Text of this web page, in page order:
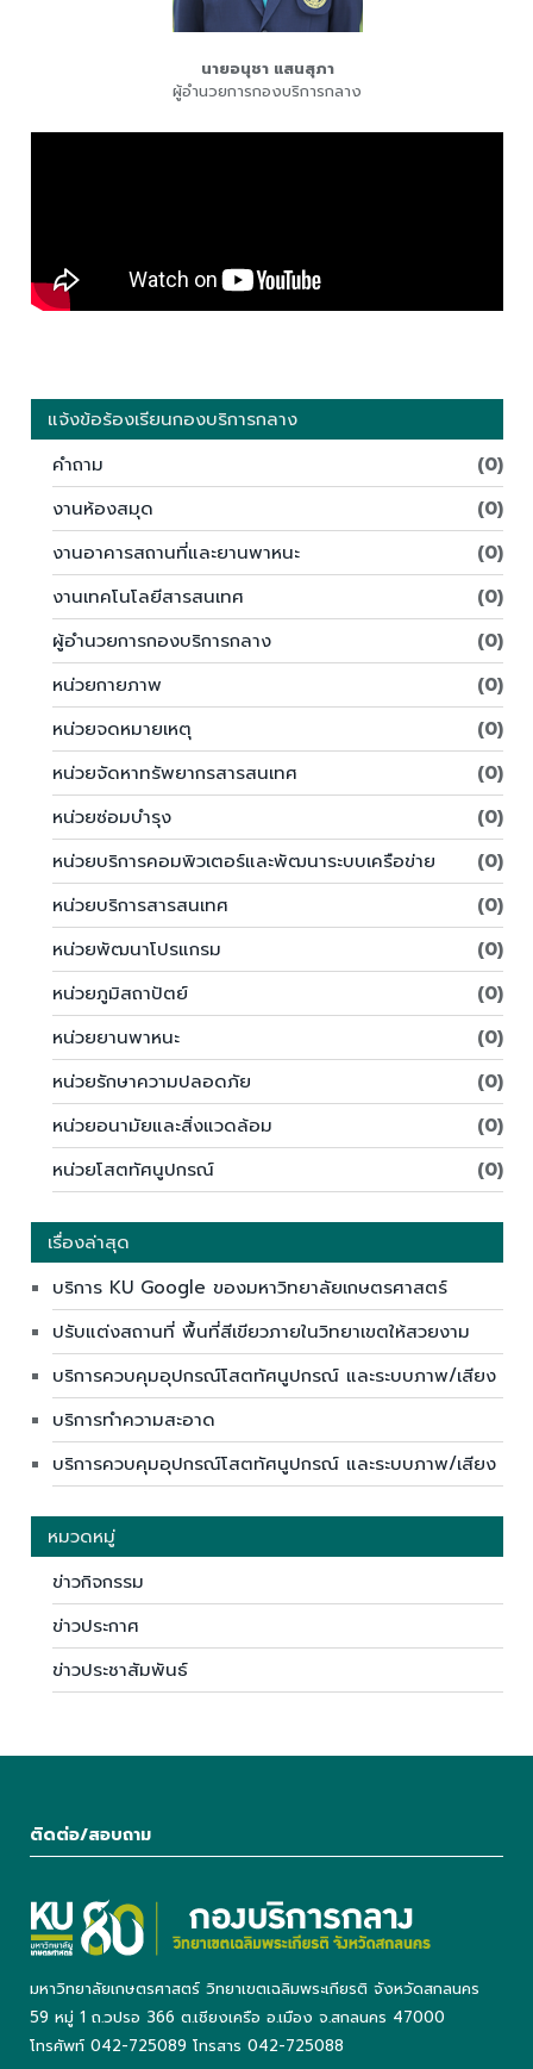
นายอนุชา แสนสุภา
ผู้อำนวยการกองบริการกลาง
แจ้งข้อร้องเรียนกองบริการกลาง
คำถาม
(0)
งานห้องสมุด
(0)
งานอาคารสถานที่และยานพาหนะ
(0)
งานเทคโนโลยีสารสนเทศ
(0)
ผู้อำนวยการกองบริการกลาง
(0)
หน่วยกายภาพ
(0)
หน่วยจดหมายเหตุ
(0)
หน่วยจัดหาทรัพยากรสารสนเทศ
(0)
หน่วยซ่อมบำรุง
(0)
หน่วยบริการคอมพิวเตอร์และพัฒนาระบบเครือข่าย
(0)
หน่วยบริการสารสนเทศ
(0)
หน่วยพัฒนาโปรแกรม
(0)
หน่วยภูมิสถาปัตย์
(0)
หน่วยยานพาหนะ
(0)
หน่วยรักษาความปลอดภัย
(0)
หน่วยอนามัยและสิ่งแวดล้อม
(0)
หน่วยโสตทัศนูปกรณ์
(0)
เรื่องล่าสุด
บริการ KU Google ของมหาวิทยาลัยเกษตรศาสตร์
ปรับแต่งสถานที่ พื้นที่สีเขียวภายในวิทยาเขตให้สวยงาม
บริการควบคุมอุปกรณ์โสตทัศนูปกรณ์ และระบบภาพ/เสียง
บริการทำความสะอาด
บริการควบคุมอุปกรณ์โสตทัศนูปกรณ์ และระบบภาพ/เสียง
หมวดหมู่
ข่าวกิจกรรม
ข่าวประกาศ
ข่าวประชาสัมพันธ์
ติดต่อ/สอบถาม
มหาวิทยาลัยเกษตรศาสตร์ วิทยาเขตเฉลิมพระเกียรติ จังหวัดสกลนคร
59 หมู่ 1 ถ.วปรอ 366 ต.เชียงเครือ อ.เมือง จ.สกลนคร 47000
โทรศัพท์ 042-725089 โทรสาร 042-725088